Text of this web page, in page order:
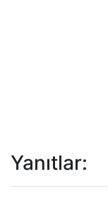
Yanıtlar: